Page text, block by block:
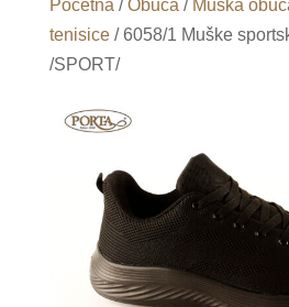
Početna /Obuća / Muška
tenisice/ 6058/1 Muške
/SPORT/